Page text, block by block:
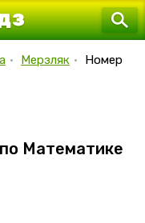
• Мерзляк •
Номер
Математике